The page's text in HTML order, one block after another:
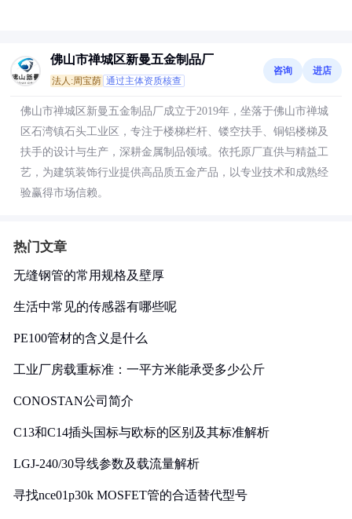
佛山市禅城区新曼五金制品厂
法人:周宝荫 通过主体资质核查
咨询 进店
佛山市禅城区新曼五金制品厂成立于2019年，坐落于佛山市禅城
区石湾镇石头工业区，专注于楼梯栏杆、镂空扶手、铜铝楼梯及
扶手的设计与生产，深耕金属制品领域。依托原厂直供与精益工
艺，为建筑装饰行业提供高品质五金产品，以专业技术和成熟经
验赢得市场信赖。
热门文章
无缝钢管的常用规格及壁厚
生活中常见的传感器有哪些呢
PE100管材的含义是什么
工业厂房载重标准：一平方米能承受多少公斤
CONOSTAN公司简介
C13和C14插头国标与欧标的区别及其标准解析
LGJ-240/30导线参数及载流量解析
寻找nce01p30k MOSFET管的合适替代型号